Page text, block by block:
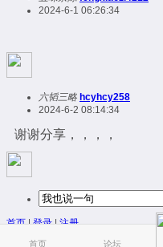
首页 论坛
2024-6-1 06:26:34
六韬三略 hcyhcy258
2024-6-2 08:14:34
谢谢分享，，，，
首页|登录|注册